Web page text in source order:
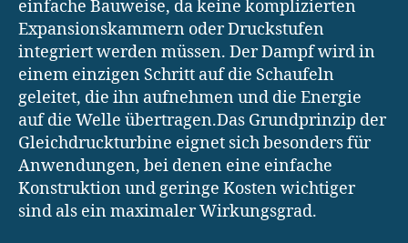
einfache Bauweise, da keine komplizierten
Expansionskammern oder Druckstufen
integriert werden müssen. Der Dampf wird in
einem einzigen Schritt auf die Schaufeln
geleitet, die ihn aufnehmen und die Energie
auf die Welle übertragen.Das Grundprinzip der
Gleichdruckturbine eignet sich besonders für
Anwendungen, bei denen eine einfache
Konstruktion und geringe Kosten wichtiger
sind als ein maximaler Wirkungsgrad.